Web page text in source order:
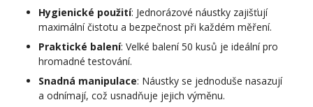
Hygienické použití: Jednorázové náustky zajišťují
maximální čistotu a bezpečnost při každém měření.
Praktické balení: Velké balení 50 kusů je ideální pro
hromadné testování.
Snadná manipulace: Náustky se jednoduše nasazují
a odnímají, což usnadňuje jejich výměnu.